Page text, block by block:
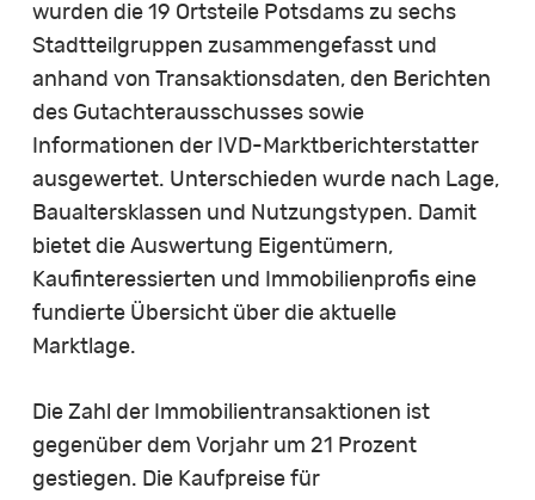
wurden die 19 Ortsteile Potsdams zu sechs
Stadtteilgruppen zusammengefasst und
anhand von Transaktionsdaten, den Berichten
des Gutachterausschusses sowie
Informationen der IVD-Marktberichterstatter
ausgewertet. Unterschieden wurde nach Lage,
Baualtersklassen und Nutzungstypen. Damit
bietet die Auswertung Eigentümern,
Kaufinteressierten und Immobilienprofis eine
fundierte Übersicht über die aktuelle
Marktlage.
Die Zahl der Immobilientransaktionen ist
gegenüber dem Vorjahr um 21 Prozent
gestiegen. Die Kaufpreise für